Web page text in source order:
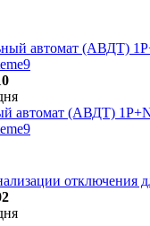
автомат (АВДТ)